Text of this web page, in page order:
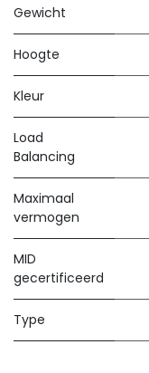
Gewicht
Hoogte
Kleur
Load
Balancing
Maximaal
vermogen
MID
gecertificeerd
Type